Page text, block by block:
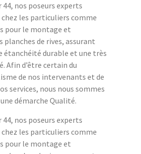
44, nos poseurs experts
les particuliers comme
pour le montage et
de rives, assurant
étanchéité durable et une très
Afin d’être certain du
de nos intervenants et de
services, nous nous sommes
démarche Qualité.
44, nos poseurs experts
les particuliers comme
pour le montage et